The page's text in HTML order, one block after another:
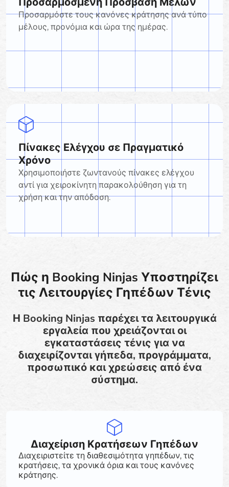
Προσαρμόστε τους κανόνες κράτησης ανά τύπο
μέλους, προνόμια και ώρα της ημέρας.
Πίνακες Ελέγχου σε Πραγματικό
Χρόνο
Χρησιμοποιήστε ζωντανούς πίνακες ελέγχου
αντί για χειροκίνητη παρακολούθηση για τη
χρήση και την απόδοση.
Πώς η Booking Ninjas Υποστηρίζει
τις Λειτουργίες Γηπέδων Τένις
Η Booking Ninjas παρέχει τα λειτουργικά
εργαλεία που χρειάζονται οι
εγκαταστάσεις τένις για να
διαχειρίζονται γήπεδα, προγράμματα,
προσωπικό και χρεώσεις από ένα
σύστημα.
Διαχείριση Κρατήσεων Γηπέδων
Διαχειριστείτε τη διαθεσιμότητα γηπέδων, τις
κρατήσεις, τα χρονικά όρια και τους κανόνες
κράτησης.